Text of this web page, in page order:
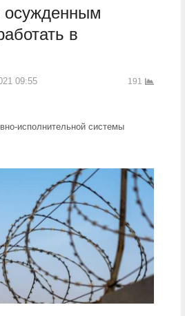
осужденным
в
09:55
191
исполнительной системы